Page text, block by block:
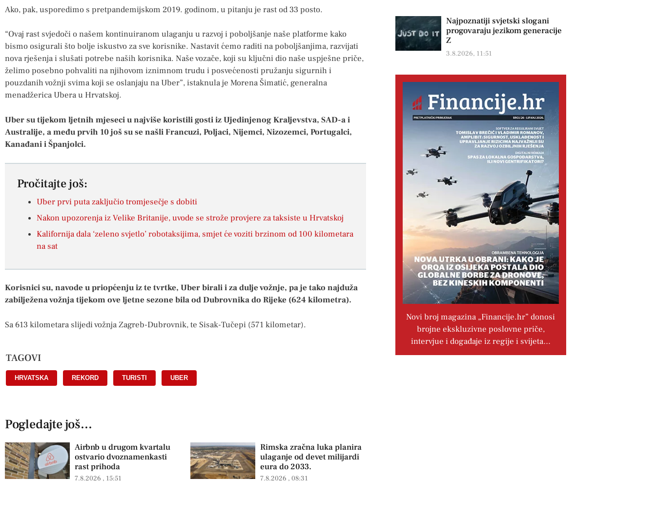
Ako, pak, usporedimo s pretpandemijskom 2019. godinom, u pitanju je rast od 33 posto.
“Ovaj rast svjedoči o našem kontinuiranom ulaganju u razvoj i poboljšanje naše platforme kako
bismo osigurali što bolje iskustvo za sve korisnike. Nastavit ćemo raditi na poboljšanjima, razvijati
nova rješenja i slušati potrebe naših korisnika. Naše vozače, koji su ključni dio naše uspješne priče,
želimo posebno pohvaliti na njihovom iznimnom trudu i posvećenosti pružanju sigurnih i
pouzdanih vožnji svima koji se oslanjaju na Uber”, istaknula je Morena Šimatić, generalna
menadžerica Ubera u Hrvatskoj.
Uber su tijekom ljetnih mjeseci u najviše koristili gosti iz Ujedinjenog Kraljevstva, SAD-a i
Australije, a među prvih 10 još su se našli Francuzi, Poljaci, Nijemci, Nizozemci, Portugalci,
Kanađani i Španjolci.
Pročitajte još:
Uber prvi puta zaključio tromjesečje s dobiti
Nakon upozorenja iz Velike Britanije, uvode se strože provjere za taksiste u Hrvatskoj
Kalifornija dala ‘zeleno svjetlo’ robotaksijima, smjet će voziti brzinom od 100 kilometara
na sat
Korisnici su, navode u priopćenju iz te tvrtke, Uber birali i za dulje vožnje, pa je tako najduža
zabilježena vožnja tijekom ove ljetne sezone bila od Dubrovnika do Rijeke (624 kilometra).
Sa 613 kilometara slijedi vožnja Zagreb-Dubrovnik, te Sisak-Tučepi (571 kilometar).
TAGOVI
HRVATSKA REKORD TURISTI UBER
Pogledajte još...
Airbnb u drugom kvartalu
ostvario dvoznamenkasti
rast prihoda
7.8.2026 15:51
Rimska zračna luka planira
ulaganje od devet milijardi
eura do 2033.
7.8.2026 08:31
Najpoznatiji svjetski slogani
progovaraju jezikom generacije
Z
3.8.2026, 11:51
Novi broj magazina „Financije.hr” donosi
brojne ekskluzivne poslovne priče,
intervjue i događaje iz regije i svijeta…